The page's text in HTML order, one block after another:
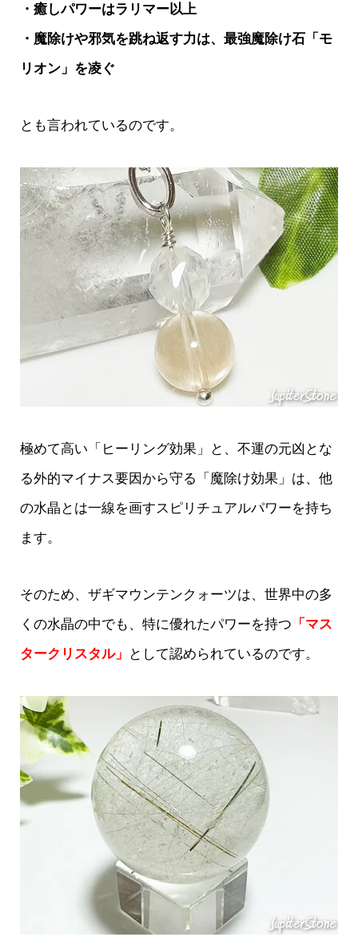
・癒しパワーはラリマー以上
・魔除けや邪気を跳ね返す力は、最強魔除け石「モ
リオン」を凌ぐ
とも言われているのです。
極めて高い「ヒーリング効果」と、不運の元凶とな
る外的マイナス要因から守る「魔除け効果」は、他
の水晶とは一線を画すスピリチュアルパワーを持ち
ます。
そのため、ザギマウンテンクォーツは、世界中の多
くの水晶の中でも、特に優れたパワーを持つ 「マス
タークリスタル」
として認められているのです。